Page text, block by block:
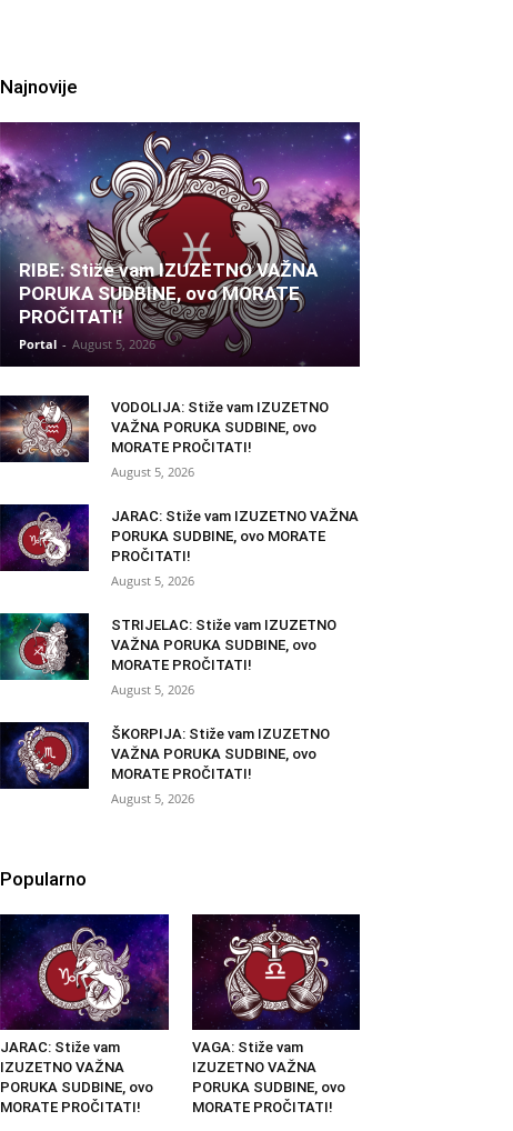
Najnovije
RIBE: Stiže vam IZUZETNO VAŽNA
PORUKA SUDBINE, ovo MORATE
PROČITATI!
Portal - August 5, 2026
VODOLIJA: Stiže vam IZUZETNO
VAŽNA PORUKA SUDBINE, ovo
MORATE PROČITATI!
August 5, 2026
JARAC: Stiže vam IZUZETNO VAŽNA
PORUKA SUDBINE, ovo MORATE
PROČITATI!
August 5, 2026
STRIJELAC: Stiže vam IZUZETNO
VAŽNA PORUKA SUDBINE, ovo
MORATE PROČITATI!
August 5, 2026
ŠKORPIJA: Stiže vam IZUZETNO
VAŽNA PORUKA SUDBINE, ovo
MORATE PROČITATI!
August 5, 2026
Popularno
JARAC: Stiže vam
IZUZETNO VAŽNA
PORUKA SUDBINE, ovo
MORATE PROČITATI!
VAGA: Stiže vam
IZUZETNO VAŽNA
PORUKA SUDBINE, ovo
MORATE PROČITATI!